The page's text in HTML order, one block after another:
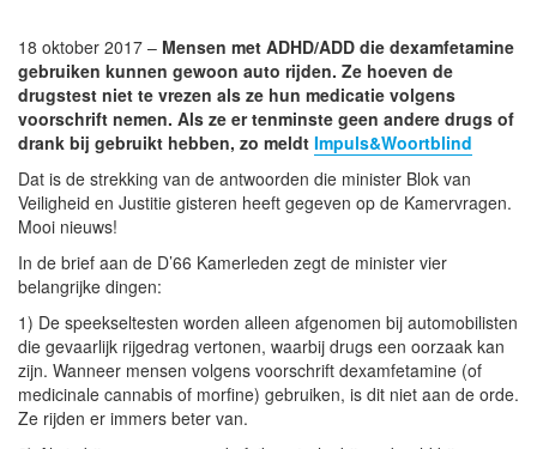
18 oktober 2017 – Mensen met ADHD/ADD die dexamfetamine
gebruiken kunnen gewoon auto rijden. Ze hoeven de
drugstest niet te vrezen als ze hun medicatie volgens
voorschrift nemen. Als ze er tenminste geen andere drugs of
drank bij gebruikt hebben, zo meldt Impuls&Woortblind
Dat is de strekking van de antwoorden die minister Blok van
Veiligheid en Justitie gisteren heeft gegeven op de Kamervragen.
Mooi nieuws!
In de brief aan de D’66 Kamerleden zegt de minister vier
belangrijke dingen:
1) De speekseltesten worden alleen afgenomen bij automobilisten
die gevaarlijk rijgedrag vertonen, waarbij drugs een oorzaak kan
zijn. Wanneer mensen volgens voorschrift dexamfetamine (of
medicinale cannabis of morfine) gebruiken, is dit niet aan de orde.
Ze rijden er immers beter van.